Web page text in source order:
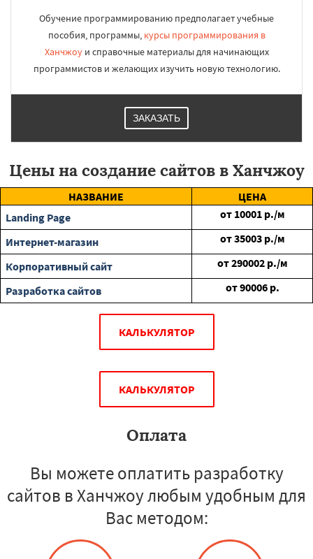
Обучение программированию предполагает учебные
пособия, программы, курсы программирования в
Ханчжоуи справочные материалы для начинающих
программистов и желающих изучить новую технологию.
ЗАКАЗАТЬ
Цены на создание сайтов в Ханчжоу
НАЗВАНИЕ
ЦЕНА
Landing Page
от 10001 р./м
Интернет-магазин
от35003 р./м
Корпоративный сайт
от290002 р./м
Разработка сайтов
от90006 р.
КАЛЬКУЛЯТОР
КАЛЬКУЛЯТОР
Оплата
Вы можете оплатить разработку
сайтов в Ханчжоу любым удобным для
Вас методом: